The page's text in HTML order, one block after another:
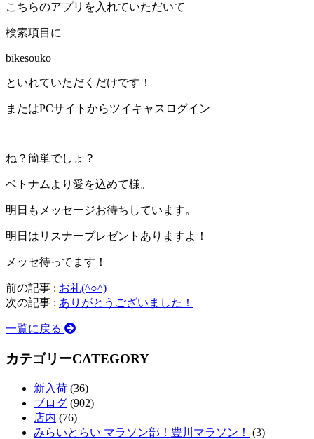
こちらのアプリを入れていただいて
検索項目に
bikesouko
といれていただくだけです！
またはPCサイトからツイキャスログイン
ね？簡単でしょ？
ベトナムより愛を込めて様。
明日もメッセージお待ちしています。
明日はリスナープレゼントありますよ！
メッセ待ってます！
前の記事 : お礼(^○^)
次の記事 : ありがとうございました！
一覧に戻る
カテゴリーCATEGORY
新入荷 (36)
ブログ (902)
店内 (76)
みらいとらい マラソン部！豊川マラソン！
(3)